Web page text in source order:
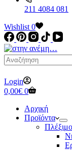
211 4084 081
Wishlist 0
No
results
Login
Καλάθι
0,00€ 0
Αρχική
Προϊόντα
Πλέξιμο